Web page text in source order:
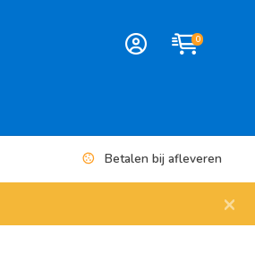
0
Betalen bij afleveren
×